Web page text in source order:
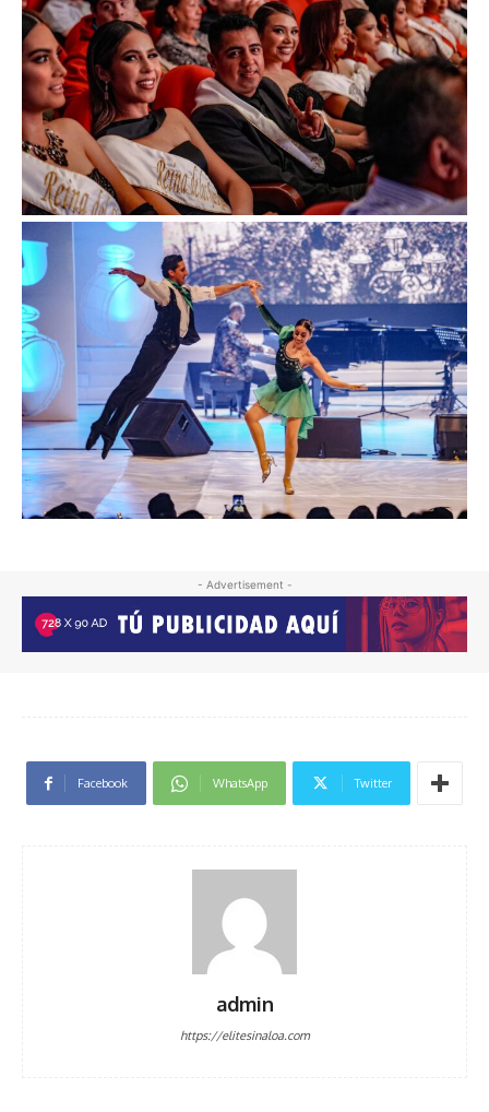
- Advertisement -
Facebook WhatsApp Twitter
admin
https://elitesinaloa.com